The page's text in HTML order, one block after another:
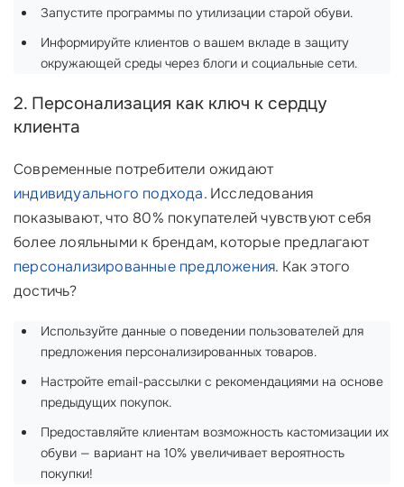
Запустите программы по утилизации старой обуви.
Информируйте клиентов о вашем вкладе в защиту
окружающей среды через блоги и социальные сети.
2. Персонализация как ключ к сердцу
клиента
Современные потребители ожидают
индивидуального подхода. Исследования
показывают, что 80% покупателей чувствуют себя
более лояльными к брендам, которые предлагают
персонализированные предложения. Как этого
достичь?
Используйте данные о поведении пользователей для
предложения персонализированных товаров.
Настройте email-рассылки с рекомендациями на основе
предыдущих покупок.
Предоставляйте клиентам возможность кастомизации их
обуви — вариант на 10% увеличивает вероятность
покупки!